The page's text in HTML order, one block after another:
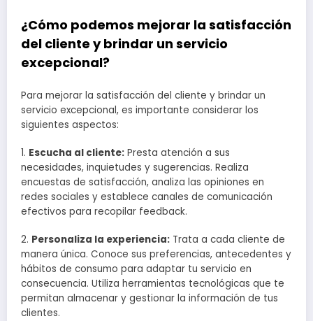
¿Cómo podemos mejorar la satisfacción
del cliente y brindar un servicio
excepcional?
Para mejorar la satisfacción del cliente y brindar un
servicio excepcional, es importante considerar los
siguientes aspectos:
1. Escucha al cliente: Presta atención a sus
necesidades, inquietudes y sugerencias. Realiza
encuestas de satisfacción, analiza las opiniones en
redes sociales y establece canales de comunicación
efectivos para recopilar feedback.
2. Personaliza la experiencia: Trata a cada cliente de
manera única. Conoce sus preferencias, antecedentes y
hábitos de consumo para adaptar tu servicio en
consecuencia. Utiliza herramientas tecnológicas que te
permitan almacenar y gestionar la información de tus
clientes.